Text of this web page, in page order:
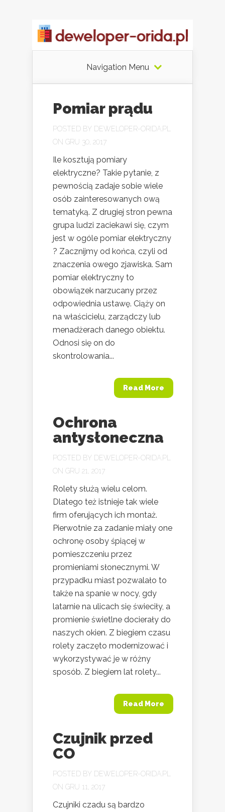
Navigation Menu
Pomiar prądu
POSTED BY DEWELOPER-ORIDA.PL
ON GRU 30, 2017
Ile kosztują pomiary
elektryczne? Takie pytanie, z
pewnością zadaje sobie wiele
osób zainteresowanych ową
tematyką. Z drugiej stron pewna
grupa ludzi zaciekawi się, czym
jest w ogóle pomiar elektryczny
? Zacznijmy od końca, czyli od
znaczenia owego zjawiska. Sam
pomiar elektryczny to
obowiązek narzucany przez
odpowiednia ustawę. Ciąży on
na właścicielu, zarządczy lub
menadżerach danego obiektu.
Odnosi się on do
skontrolowania...
Read More
Ochrona
antysłoneczna
POSTED BY DEWELOPER-ORIDA.PL
ON GRU 21, 2017
Rolety służą wielu celom.
Dlatego też istnieje tak wiele
firm oferujących ich montaż.
Pierwotnie za zadanie miały one
ochronę osoby śpiącej w
pomieszczeniu przez
promieniami słonecznymi. W
przypadku miast pozwalało to
także na spanie w nocy, gdy
latarnie na ulicach się świeciły, a
promienie świetlne docierały do
naszych okien. Z biegiem czasu
rolety zaczęto modernizować i
wykorzystywać je w różny
sposób. Z biegiem lat rolety...
Read More
Czujnik przed
CO
POSTED BY DEWELOPER-ORIDA.PL
ON GRU 11, 2017
Czujniki czadu są bardzo